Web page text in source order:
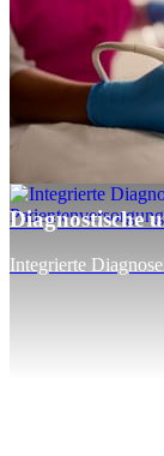
Diagnostische
Integrierte